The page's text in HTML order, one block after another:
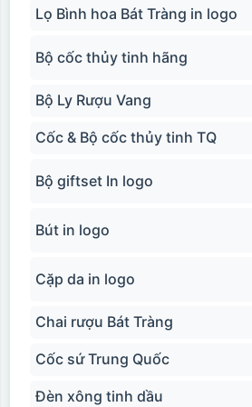
Lọ Bình hoa Bát Tràng in logo
Bộ cốc thủy tinh hãng
Bộ Ly Rượu Vang
Cốc & Bộ cốc thủy tinh TQ
Bộ giftset In logo
Bút in logo
Cặp da in logo
Chai rượu Bát Tràng
Cốc sứ Trung Quốc
Đèn xông tinh dầu